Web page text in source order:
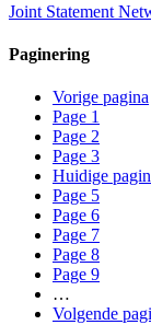
Joint Statement
Paginering
Vorige pagina
Page 1
Page 2
Page 3
Huidige
Page 5
Page 6
Page 7
Page 8
Page 9
…
Volgende